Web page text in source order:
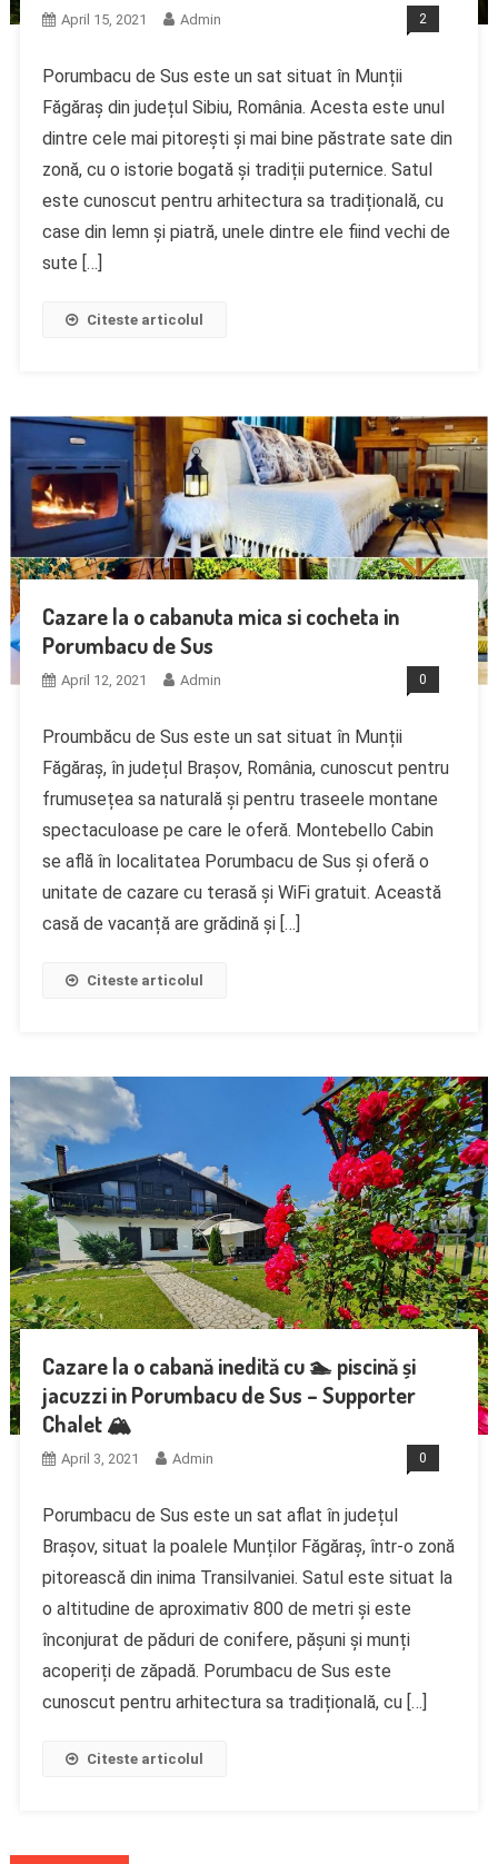
April 15, 2021 Admin 2
Porumbacu de Sus este un sat situat în Munții
Făgăraș din județul Sibiu, România. Acesta este unul
dintre cele mai pitorești și mai bine păstrate sate din
zonă, cu o istorie bogată și tradiții puternice. Satul
este cunoscut pentru arhitectura sa tradițională, cu
case din lemn și piatră, unele dintre ele fiind vechi de
sute […]
Citeste articolul
Cazare la o cabanuta mica si cocheta in
Porumbacu de Sus
April 12, 2021 Admin 0
Proumbăcu de Sus este un sat situat în Munții
Făgăraș, în județul Brașov, România, cunoscut pentru
frumusețea sa naturală și pentru traseele montane
spectaculoase pe care le oferă. Montebello Cabin
se află în localitatea Porumbacu de Sus și oferă o
unitate de cazare cu terasă și WiFi gratuit. Această
casă de vacanță are grădină și […]
Citeste articolul
Cazare la o cabană inedită cu 🏊 piscină și
jacuzzi in Porumbacu de Sus – Supporter
Chalet 🏔️
April 3, 2021 Admin 0
Porumbacu de Sus este un sat aflat în județul
Brașov, situat la poalele Munților Făgăraș, într-o zonă
pitorească din inima Transilvaniei. Satul este situat la
o altitudine de aproximativ 800 de metri și este
înconjurat de păduri de conifere, pășuni și munți
acoperiți de zăpadă. Porumbacu de Sus este
cunoscut pentru arhitectura sa tradițională, cu […]
Citeste articolul